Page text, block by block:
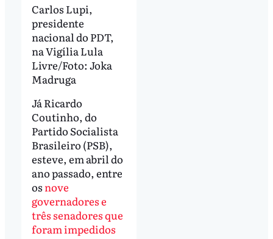
Carlos Lupi,
presidente
nacional do PDT,
na Vigília Lula
Livre/Foto: Joka
Madruga
Já Ricardo
Coutinho, do
Partido Socialista
Brasileiro (PSB),
esteve, em abril do
ano passado, entre
os nove
governadores e
três senadores que
foram impedidos